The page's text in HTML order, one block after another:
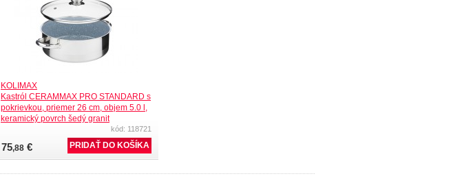
KOLIMAX
Kastról CERAMMAX PRO STANDARD s
pokrievkou, priemer 26 cm, objem 5.0 l,
keramický povrch šedý granit
75,88 €
kód: 118721